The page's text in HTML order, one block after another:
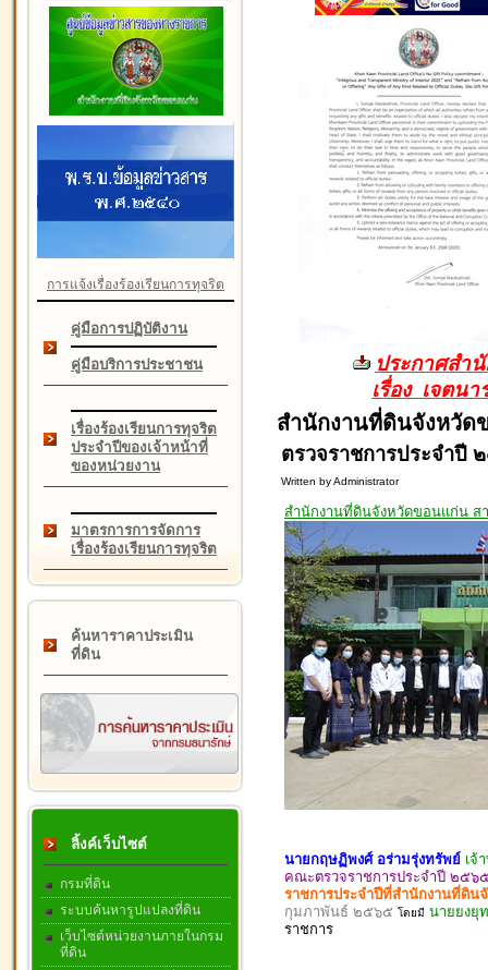
การแจ้งเรื่องร้องเรียนการทุจริต
คู่มือการปฏิบัติงาน
คู่มือบริการประชาชน
เรื่องร้องเรียนการทุจริต
ประจำปีของเจ้าหน้าที่
ของหน่วยงาน
มาตรการการจัดการ
เรื่องร้องเรียนการทุจริต
ค้นหาราคาประเมิน
ที่ดิน
ลิ้งค์เว็บไซต์
กรมที่ดิน
ระบบค้นหารูปแปลงที่ดิน
เว็บไซต์หน่วยงานภายในกรม
ที่ดิน
ประกาศสำ
เรื่อง เจตน
สำนักงานที่ดินจังหวัด
ตรวจราชการประจำปี
Written by Administrator
สำนักงานที่ดินจังหวัดขอนแก่น ส
นายกฤษฏิพงศ์ อร่ามรุ่งทรัพย์ เจ้
คณะตรวจราชการประจำปี ๒๕
ราชการประจำปีที่สำนักงานที่ดิ
กุมภาพันธ์ ๒๕๖๕ โดยมี นายยงยุ
ราชการ